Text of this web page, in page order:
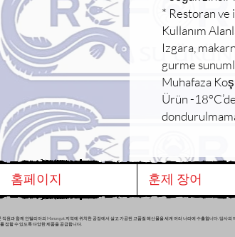
* Restoran ve
Kullanım
Izgara,
gurme
Muhafaza
Ürün -
홈페이지 훈제 장어
직원과 함께 안탈리아의 Manavgat 지역에 위치한 공장에서 살고 가공된 고품질 해산물을 세계 여러 나라에 수출합니다. 당사
점할 수 있도록 다양한 제품을 공급합니다.